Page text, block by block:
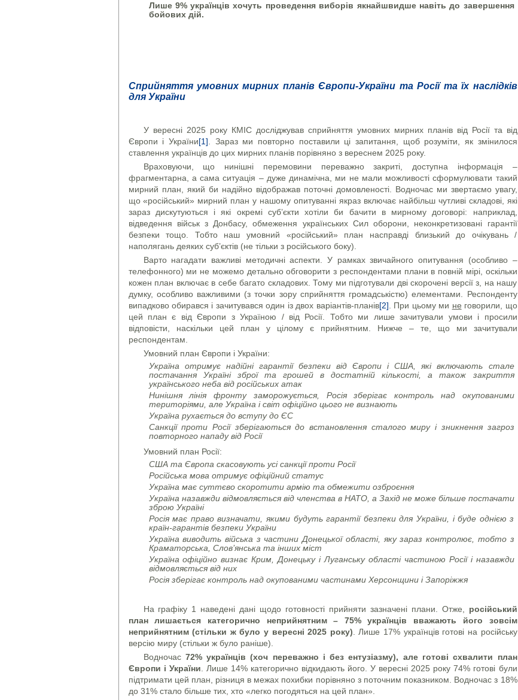
Лише 9% українців хочуть проведення виборів якнайшвидше навіть до завершення
бойових дій.
Сприйняття умовних мирних планів Європи-України та Росії та їх наслідків
для України
У вересні 2025 року КМІС досліджував сприйняття умовних мирних планів від Росії та від
Європи і України[1] . Зараз ми повторно поставили ці запитання, щоб розуміти, як змінилося
ставлення українців до цих мирних планів порівняно з вереснем 2025 року.
Враховуючи, що нинішні перемовини переважно закриті, доступна інформація –
фрагментарна, а сама ситуація – дуже динамічна, ми не мали можливості сформулювати такий
мирний план, який би надійно відображав поточні домовленості. Водночас ми звертаємо увагу,
що «російський» мирний план у нашому опитуванні якраз включає найбільш чутливі складові, які
зараз дискутуються і які окремі суб’єкти хотіли би бачити в мирному договорі: наприклад,
відведення військ з Донбасу, обмеження українських Сил оборони, неконкретизовані гарантії
безпеки тощо. Тобто наш умовний «російський» план насправді близький до очікувань /
наполягань деяких суб’єктів (не тільки з російського боку).
Варто нагадати важливі методичні аспекти. У рамках звичайного опитування (особливо –
телефонного) ми не можемо детально обговорити з респондентами плани в повній мірі, оскільки
кожен план включає в себе багато складових. Тому ми підготували дві скорочені версії з, на нашу
думку, особливо важливими (з точки зору сприйняття громадськістю) елементами. Респонденту
випадково обирався і зачитувався один із двох варіантів-планів[2] . При цьому ми не говорили, що
цей план є від Європи з Україною / від Росії. Тобто ми лише зачитували умови і просили
відповісти, наскільки цей план у цілому є прийнятним. Нижче – те, що ми зачитували
респондентам.
Умовний план Європи і України:
Україна отримує надійні гарантії безпеки від Європи і США, які включають стале
постачання Україні зброї та грошей в достатній кількості, а також закриття
українського неба від російських атак
Нинішня лінія фронту заморожується, Росія зберігає контроль над окупованими
територіями, але Україна і світ офіційно цього не визнають
Україна рухається до вступу до ЄС
Санкції проти Росії зберігаються до встановлення сталого миру і зникнення загроз
повторного нападу від Росії
Умовний план Росії:
США та Європа скасовують усі санкції проти Росії
Російська мова отримує офіційний статус
Україна має суттєво скоротити армію та обмежити озброєння
Україна назавжди відмовляється від членства в НАТО, а Захід не може більше постачати
зброю Україні
Росія має право визначати, якими будуть гарантії безпеки для України, і буде однією з
країн-гарантів безпеки України
Україна виводить війська з частини Донецької області, яку зараз контролює, тобто з
Краматорська, Слов’янська та інших міст
Україна офіційно визнає Крим, Донецьку і Луганську області частиною Росії і назавжди
відмовляється від них
Росія зберігає контроль над окупованими частинами Херсонщини і Запоріжжя
На графіку 1 наведені дані щодо готовності прийняти зазначені плани. Отже, російський
план лишається категорично неприйнятним – 75% українців вважають його зовсім
неприйнятним (стільки ж було у вересні 2025 року) . Лише 17% українців готові на російську
версію миру (стільки ж було раніше).
Водночас 72% українців (хоч переважно і без ентузіазму), але готові схвалити план
Європи і України . Лише 14% категорично відкидають його. У вересні 2025 року 74% готові були
підтримати цей план, різниця в межах похибки порівняно з поточним показником. Водночас з 18%
до 31% стало більше тих, хто «легко погодяться на цей план».